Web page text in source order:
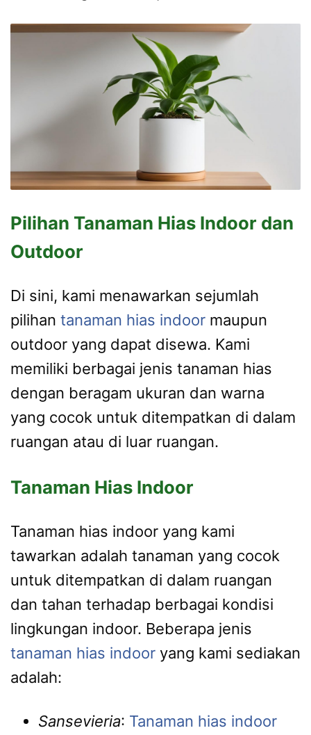
Pilihan Tanaman Hias Indoor dan
Outdoor
Di sini, kami menawarkan sejumlah
pilihan tanaman hias indoor maupun
outdoor yang dapat disewa. Kami
memiliki berbagai jenis tanaman hias
dengan beragam ukuran dan warna
yang cocok untuk ditempatkan di dalam
ruangan atau di luar ruangan.
Tanaman Hias Indoor
Tanaman hias indoor yang kami
tawarkan adalah tanaman yang cocok
untuk ditempatkan di dalam ruangan
dan tahan terhadap berbagai kondisi
lingkungan indoor. Beberapa jenis
tanaman hias indoor yang kami sediakan
adalah:
Sansevieria: Tanaman hias indoor